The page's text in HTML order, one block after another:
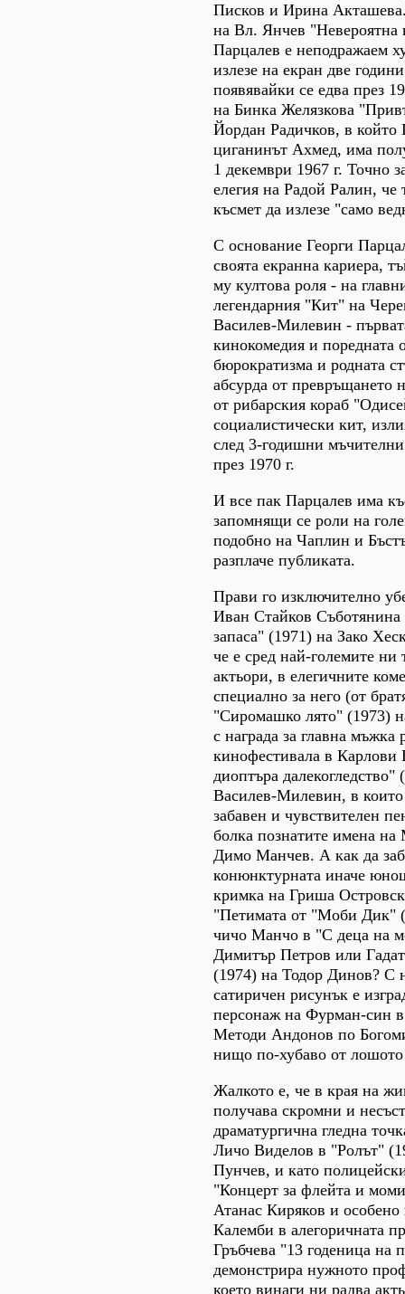
Писков и Ирина
на Вл. Янчев "Невероятна
Парцалев е неподражаем
излезе на екран две
появявайки се едва през
на Бинка Желязкова
Йордан Радичков, в който
циганинът Ахмед, има
1 декември 1967 г. Точно
елегия на Радой Ралин,
късмет да излезе "само
С основание Георги
своята екранна кариера,
му култова роля - на
легендарния "Кит" на
Василев-Милевин -
кинокомедия и поредната
бюрократизма и родната
абсурда от превръщането
от рибарския кораб
социалистически кит,
след 3-годишни
през 1970 г.
И все пак Парцалев има
запомнящи се роли на
подобно на Чаплин и
разплачe публиката.
Прави го изключително
Иван Стайков Съботянина
запаса" (1971) на Зако
че е сред най-големите ни
актьори, в елегичните
специално за него (от
"Сиромашко лято" (1973)
с награда за главна мъжка
кинофестивала в
диоптъра
Василев-Милевин, в които
забавен и чувствителен
болка познатите имена
Димо Манчев. А как да
конюнктурната иначе
кримка на Гриша
"Петимата от "Моби Дик"
чичо Манчо в "С деца на
Димитър Петров или
(1974) на Тодор Динов? С
сатиричен рисунък е
персонаж на Фурман-син в
Методи Андонов по
нищо по-хубаво от
Жалкото е, че в края на
получава скромни и
драматургична гледна
Личо Виделов в "Ролът"
Пунчев, и като
"Концерт за флейта и
Атанас Киряков и особено
Калемби в алегоричната
Гръбчева "13 годеница на
демонстрира нужното
което винаги ни радва